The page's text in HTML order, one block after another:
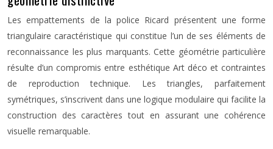
Les empattements de la police Ricard présentent une forme
triangulaire caractéristique qui constitue l’un de ses éléments de
reconnaissance les plus marquants. Cette géométrie particulière
résulte d’un compromis entre esthétique Art déco et contraintes
de reproduction technique. Les triangles, parfaitement
symétriques, s’inscrivent dans une logique modulaire qui facilite la
construction des caractères tout en assurant une cohérence
visuelle remarquable.